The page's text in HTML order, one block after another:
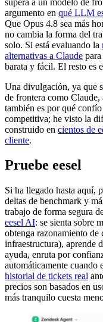
argumento en qué LLM
Que Opus 4.8 sea más
no cambia la forma del
solo. Si está evaluando la
alternativas a Claude
barata y fácil. El resto es
Una divulgación, ya que
de frontera como Claude,
también es por qué
competitiva; he visto la
construido en cientos de
cliente.
Pruebe eesel
Si ha llegado hasta aquí,
deltas de benchmark y
trabajo de forma segura
eesel AI: se sienta sobre
obtenga razonamiento de
infraestructura), aprende
ayuda, enruta por
automáticamente cuando
historial de tickets real
precios son basados en
más tranquilo cuesta